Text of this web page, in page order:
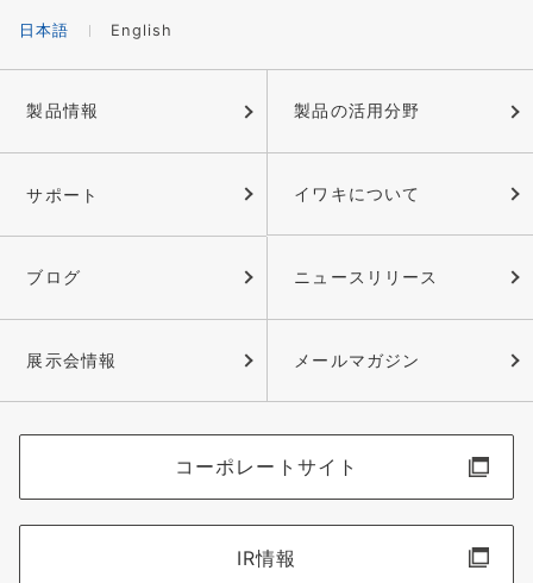
日本語 English
製品情報 製品の活用分野
サポート イワキについて
ブログ ニュースリリース
展示会情報 メールマガジン
コーポレートサイト
IR情報